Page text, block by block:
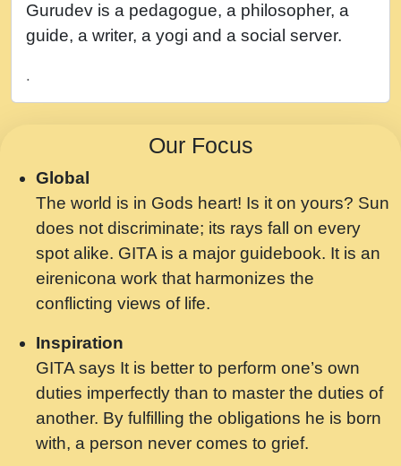
बगड नसब कसन सवर तर बगर Shri ravinandan
shastri ji maharaj.mp3
Chahe Ram Ho Chahe Shyam Ho.mp3
मझ अपन जवन बनन न आय, रठ हर क मनन न आय
Shri ravinandan shastri ji maharaj.mp3
मन अशांत मंत्र जाप - गीता प्रेरणा -Swami
Gyananand Ji Maharaj.mp3
मन बध लय परम वल कगन Special Shyam
Saawariya.mp3
मर गनय न अपरध लडडल शर रध.... Shri
ravinandan shastri ji maharaj.mp3
मेरे मन हरी का ध्यान लगा - भजन भाव - 2018 -
Rishikesh - Swami Gyananand Ji
Gurudev is a pedagogue, a philosopher, a
guide, a writer, a yogi and a social server.
.
Our Focus
Global
The world is in Gods heart! Is it on yours? Sun
does not discriminate; its rays fall on every
spot alike. GITA is a major guidebook. It is an
eirenicona work that harmonizes the
conflicting views of life.
Inspiration
GITA says It is better to perform one’s own
duties imperfectly than to master the duties of
another. By fulfilling the obligations he is born
with, a person never comes to grief.